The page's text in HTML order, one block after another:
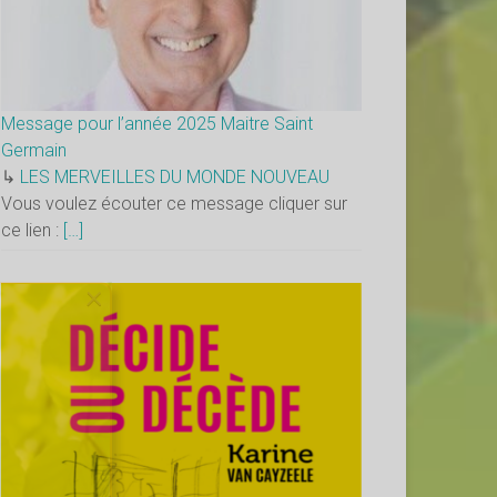
Message pour l’année 2025 Maitre Saint
Germain
↳ LES MERVEILLES DU MONDE NOUVEAU
Vous voulez écouter ce message cliquer sur
ce lien : […]
×